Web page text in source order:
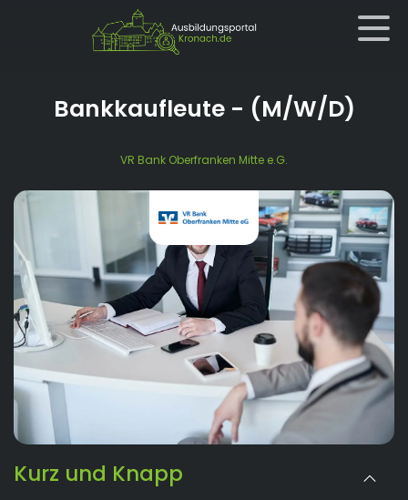
Bankkaufleute- (M/W/D)
VR Bank Oberfranken Mitte e.G.
Kurz und Knapp